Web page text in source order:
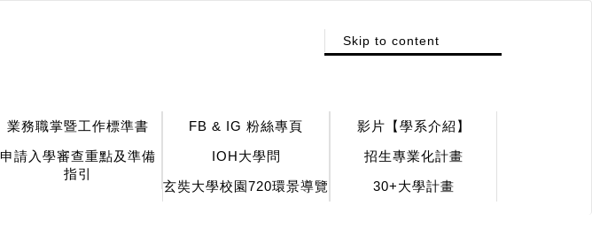
Skip to content
業務職掌暨工作標準書 FB & IG 粉絲專頁
影片【學系介紹】
申請入學審查重點及準備
指引
IOH大學問
招生專業化計畫
玄奘大學校園720環景導覽
30+大學計畫